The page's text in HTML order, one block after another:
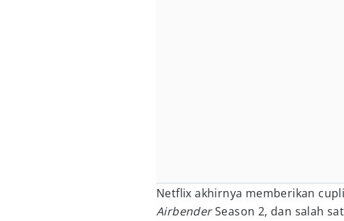
Netflix akhirnya memberikan
AirbenderSeason 2, dan salah